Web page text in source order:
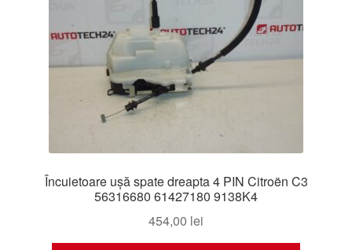
Încuietoare ușă spate dreapta 4 PIN Citroën C3
56316680 61427180 9138K4
454,00 lei